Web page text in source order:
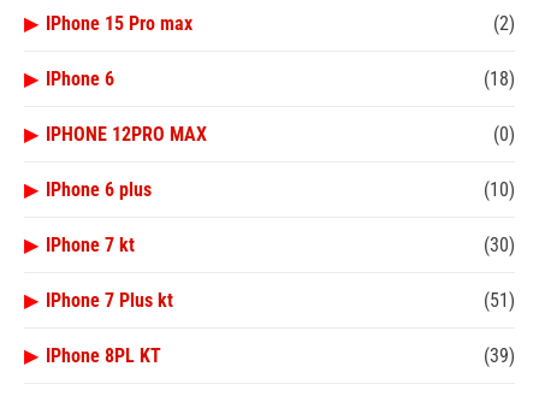
▶ IPhone 15 Pro max (2)
▶ IPhone 6 (18)
▶ IPHONE 12PRO MAX (0)
▶ IPhone 6 plus (10)
▶ IPhone 7 kt (30)
▶ IPhone 7 Plus kt (51)
▶ IPhone 8PL KT (39)